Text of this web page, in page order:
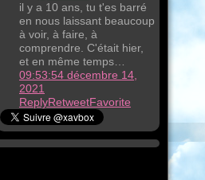
il y a 10 ans, tu t'es barré
en nous laissant beaucoup
à voir, à faire, à
comprendre. C'était hier,
et en même temps…
09:53:54 décembre 14,
2021
ReplyRetweetFavorite